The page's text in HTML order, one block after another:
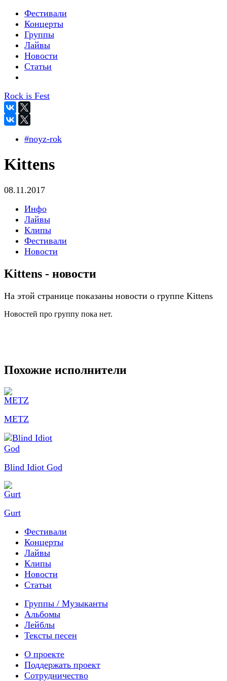
Фестивали
Концерты
Группы
Лайвы
Новости
Статьи
Rock is Fest
#noyz-rok
Kittens
08.11.2017
Инфо
Лайвы
Клипы
Фестивали
Новости
Kittens - новости
На этой странице показаны новости о группе Kittens
Новостей про группу пока нет.
Похожие исполнители
METZ
Blind Idiot God
Gurt
Фестивали
Концерты
Лайвы
Клипы
Новости
Статьи
Группы / Музыканты
Альбомы
Лейблы
Тексты песен
О проекте
Поддержать проект
Сотрудничество